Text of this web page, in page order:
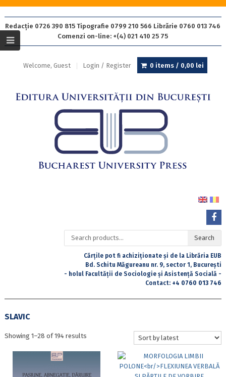
Redacție 0726 390 815 Tipografie 0799 210 566 Librărie 0760 013 746
Comenzi on-line: +(4) 021 410 25 75
Welcome, Guest Login / Register 0 items / 0,00 lei
Search
for:
Search
Cărțile pot fi achiziționate și de la Librăria EUB
Bd. Schitu Măgureanu nr. 9, sector 1, București
- holul Facultății de Sociologie și Asistență Socială -
Contact: +4 0760 013 746
SLAVIC
Showing 1–28 of 194 resultsSorted